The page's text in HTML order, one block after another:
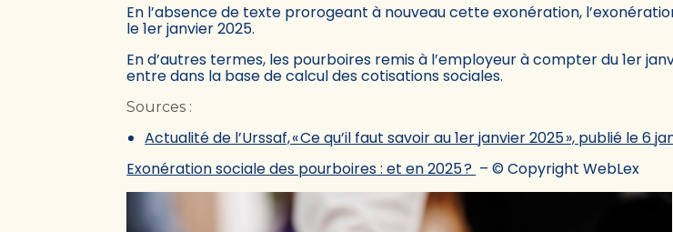
En l’absence de texte prorogeant à nouveau cette exonération,
le 1er janvier 2025.
En d’autres termes, les pourboires remis à l’employeur à compter du 1er
entre dans la base de calcul des cotisations sociales.
Sources :
Actualité de l’Urssaf, « Ce qu’il faut savoir au 1er janvier 2025 », publié le 6
Exonération sociale des pourboires : et en 2025 ? – © Copyright WebLex